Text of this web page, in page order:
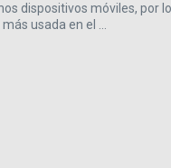
dispositivos móviles, por
usada en el ...